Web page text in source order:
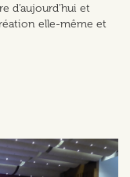
d’aujourd’hui et
elle-même et